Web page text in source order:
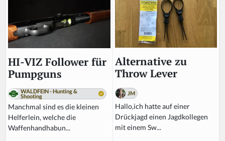
HI-VIZ Follower für
Pumpguns
WALDFEIN - Hunting &
Shooting
Manchmal sind es die kleinen
Helferlein, welche die
Waffenhandhabun...
Alternative zu
Throw Lever
JM
Hallo,ich hatte auf einer
Drückjagd einen Jagdkollegen
mit einem Sw...